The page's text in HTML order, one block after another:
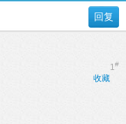
回复
1#
收藏